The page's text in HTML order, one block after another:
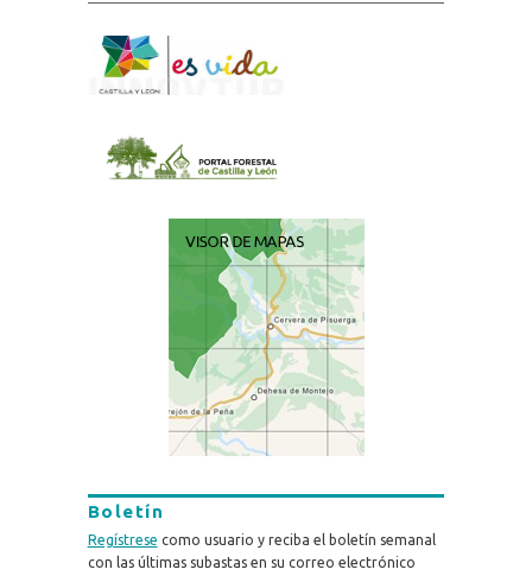
Boletín
Regístrese como usuario y reciba el boletín semanal
con las últimas subastas en su correo electrónico